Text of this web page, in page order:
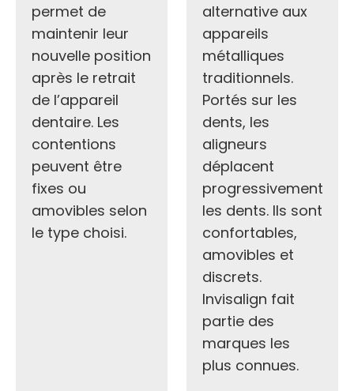
permet de
maintenir leur
nouvelle position
après le retrait
de l’appareil
dentaire. Les
contentions
peuvent être
fixes ou
amovibles selon
le type choisi.
alternative aux
appareils
métalliques
traditionnels.
Portés sur les
dents, les
aligneurs
déplacent
progressivement
les dents. Ils sont
confortables,
amovibles et
discrets.
Invisalign fait
partie des
marques les
plus connues.